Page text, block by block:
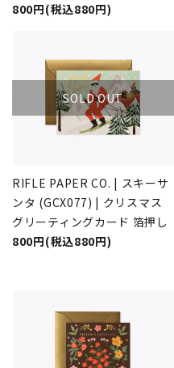
800円(税込880円)
SOLD OUT
RIFLE PAPER CO. | スキーサ
ンタ (GCX077) | クリスマス
グリーティングカード 箔押し
800円(税込880円)